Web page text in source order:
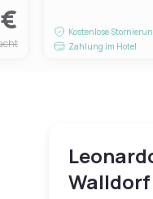
Kostenlose
Zahlung im Hotel
Walldorf